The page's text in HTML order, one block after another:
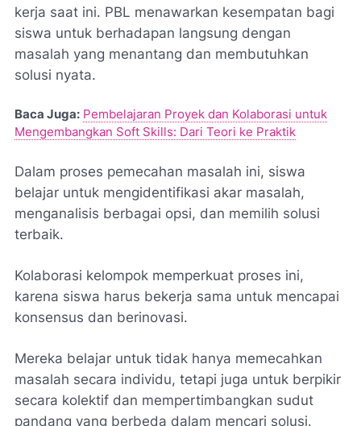
kerja saat ini. PBL menawarkan kesempatan bagi
siswa untuk berhadapan langsung dengan
masalah yang menantang dan membutuhkan
solusi nyata.
Baca Juga: Pembelajaran Proyek dan Kolaborasi untuk
Mengembangkan Soft Skills: Dari Teori ke Praktik
Dalam proses pemecahan masalah ini, siswa
belajar untuk mengidentifikasi akar masalah,
menganalisis berbagai opsi, dan memilih solusi
terbaik.
Kolaborasi kelompok memperkuat proses ini,
karena siswa harus bekerja sama untuk mencapai
konsensus dan berinovasi.
Mereka belajar untuk tidak hanya memecahkan
masalah secara individu, tetapi juga untuk berpikir
secara kolektif dan mempertimbangkan sudut
pandang yang berbeda dalam mencari solusi.